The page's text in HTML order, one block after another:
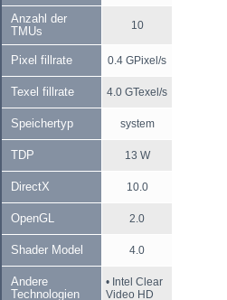
Anzahl der
TMUs
10
Pixel fillrate 0.4 GPixel/s
Texel fillrate 4.0 GTexel/s
Speichertyp system
TDP 13 W
DirectX 10.0
OpenGL 2.0
Shader Model 4.0
Andere
Technologien
• Intel Clear
Video HD